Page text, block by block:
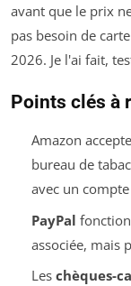
avant que le prix
pas besoin de
2026. Je l'ai fait,
Points clés à
Amazon
bureau de
avec un
PayPal
associée, mais
Les chèques-